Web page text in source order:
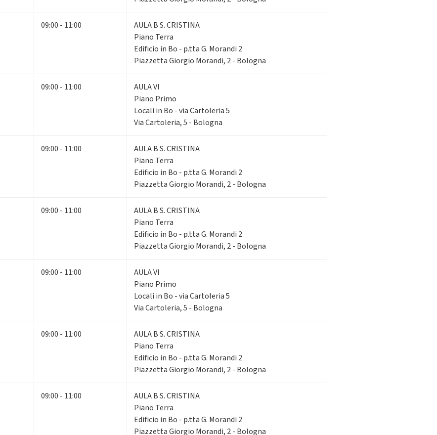
09:00 - 11:00
AULA B S. CRISTINA
Piano Terra
Edificio in Bo - p.tta G. Morandi 2
Piazzetta Giorgio Morandi, 2 - Bologna
09:00 - 11:00
AULA VI
Piano Primo
Locali in Bo - via Cartoleria 5
Via Cartoleria, 5 - Bologna
09:00 - 11:00
AULA B S. CRISTINA
Piano Terra
Edificio in Bo - p.tta G. Morandi 2
Piazzetta Giorgio Morandi, 2 - Bologna
09:00 - 11:00
AULA B S. CRISTINA
Piano Terra
Edificio in Bo - p.tta G. Morandi 2
Piazzetta Giorgio Morandi, 2 - Bologna
09:00 - 11:00
AULA VI
Piano Primo
Locali in Bo - via Cartoleria 5
Via Cartoleria, 5 - Bologna
09:00 - 11:00
AULA B S. CRISTINA
Piano Terra
Edificio in Bo - p.tta G. Morandi 2
Piazzetta Giorgio Morandi, 2 - Bologna
09:00 - 11:00
AULA B S. CRISTINA
Piano Terra
Edificio in Bo - p.tta G. Morandi 2
Piazzetta Giorgio Morandi, 2 - Bologna